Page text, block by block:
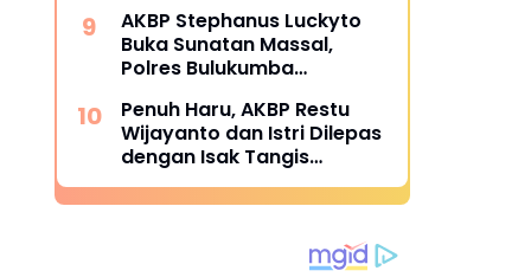
AKBP Stephanus Luckyto
Buka Sunatan Massal,
Polres Bulukumba
Pemuda Pancasila
Penuh Haru, AKBP Restu
Wijayanto dan Istri Dilepas
dengan Isak Tangis
Personel Polres Bulukumba